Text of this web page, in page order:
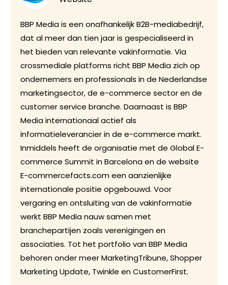
BBP Media is een onafhankelijk B2B-mediabedrijf,
dat al meer dan tien jaar is gespecialiseerd in
het bieden van relevante vakinformatie. Via
crossmediale platforms richt BBP Media zich op
ondernemers en professionals in de Nederlandse
marketingsector, de e-commerce sector en de
customer service branche. Daarnaast is BBP
Media internationaal actief als
informatieleverancier in de e-commerce markt.
Inmiddels heeft de organisatie met de Global E-
commerce Summit in Barcelona en de website
E-commercefacts.com een aanzienlijke
internationale positie opgebouwd. Voor
vergaring en ontsluiting van de vakinformatie
werkt BBP Media nauw samen met
branchepartijen zoals verenigingen en
associaties. Tot het portfolio van BBP Media
behoren onder meer MarketingTribune, Shopper
Marketing Update, Twinkle en CustomerFirst.